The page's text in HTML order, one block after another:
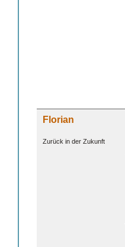
Florian
Zurück in der Zukunft